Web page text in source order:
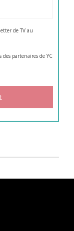
de TV au
des partenaires de YC